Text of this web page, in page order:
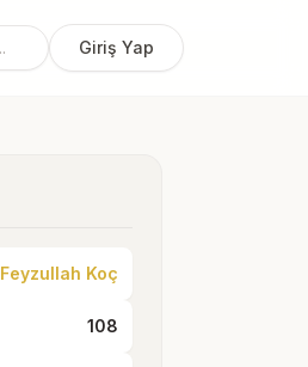
Giriş Yap
Feyzullah Koç
108